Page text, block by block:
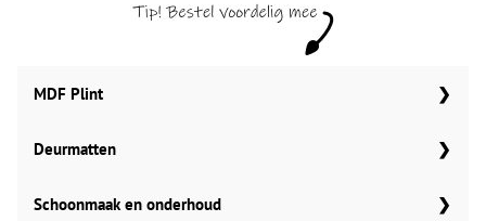
MDF Plint
70x12 mm
MDF plinten 70x12 mm
90x12 mm
Deurmatten
Schoonmaak en onderhoud